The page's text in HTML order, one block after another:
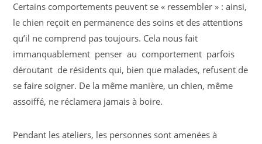
Certains comportements peuvent se « ressembler » : ainsi,
le chien reçoit en permanence des soins et des attentions
qu’il ne comprend pas toujours. Cela nous fait
immanquablement penser au comportement parfois
déroutant de résidents qui, bien que malades, refusent de
se faire soigner. De la même manière, un chien, même
assoiffé, ne réclamera jamais à boire.
Pendant les ateliers, les personnes sont amenées à